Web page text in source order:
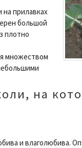
на прилавках
большой
плотно
множеством
на
и влаголюбива.